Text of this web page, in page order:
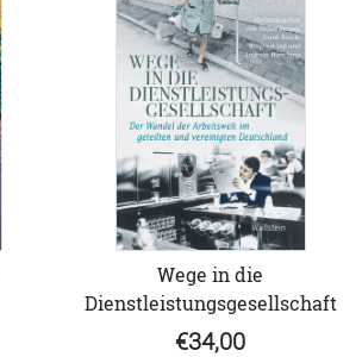
Wege in die
Dienstleistungsgesellschaft
€34,00